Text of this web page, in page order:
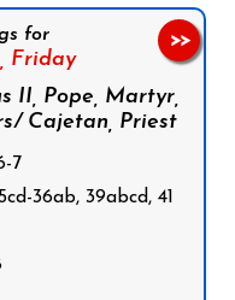
for
Friday
II, Pope, Martyr,
Cajetan, Priest
7
36ab, 39abcd, 41
>>